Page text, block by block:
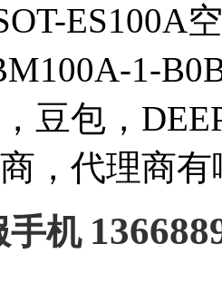
ES100A
1-
豆包，
，代理商
手机